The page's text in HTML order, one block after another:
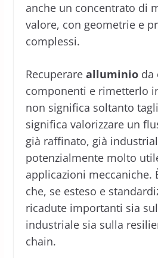
anche un concentrato di
valore, con geometrie e
complessi.
Recuperare alluminioda
componenti e rimetterlo
non significa soltanto
significa valorizzare un
già raffinato, già
potenzialmente molto
applicazioni meccaniche.
che, se esteso e
ricadute importanti sia
industriale sia sulla
chain.